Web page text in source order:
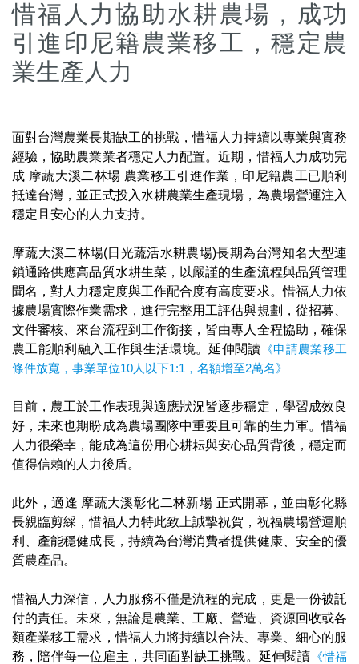
惜福人力協助水耕農場，成功
引進印尼籍農業移工，穩定農
業生產人力
面對台灣農業長期缺工的挑戰，惜福人力持續以專業與實務
經驗，協助農業業者穩定人力配置。近期，惜福人力成功完
成 摩蔬大溪二林場 農業移工引進作業，印尼籍農工已順利
抵達台灣，並正式投入水耕農業生產現場，為農場營運注入
穩定且安心的人力支持。
摩蔬大溪二林場(日光蔬活水耕農場)長期為台灣知名大型連
鎖通路供應高品質水耕生菜，以嚴謹的生產流程與品質管理
聞名，對人力穩定度與工作配合度有高度要求。惜福人力依
據農場實際作業需求，進行完整用工評估與規劃，從招募、
文件審核、來台流程到工作銜接，皆由專人全程協助，確保
農工能順利融入工作與生活環境。延伸閱讀 《申請農業移工
條件放寬，事業單位10人以下1:1，名額增至2萬名》
目前，農工於工作表現與適應狀況皆逐步穩定，學習成效良
好，未來也期盼成為農場團隊中重要且可靠的生力軍。惜福
人力很榮幸，能成為這份用心耕耘與安心品質背後，穩定而
值得信賴的人力後盾。
此外，適逢 摩蔬大溪彰化二林新場 正式開幕，並由彰化縣
長親臨剪綵，惜福人力特此致上誠摯祝賀，祝福農場營運順
利、產能穩健成長，持續為台灣消費者提供健康、安全的優
質農產品。
惜福人力深信，人力服務不僅是流程的完成，更是一份被託
付的責任。未來，無論是農業、工廠、營造、資源回收或各
類產業移工需求，惜福人力將持續以合法、專業、細心的服
務，陪伴每一位雇主，共同面對缺工挑戰。延伸閱讀 《惜福